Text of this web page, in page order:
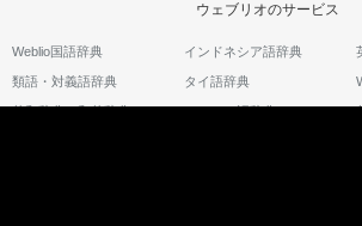
ウェブリオのサービス
Weblio国語辞典
類語・対義語辞典
英和辞典・和英辞典
インドネシア語辞典
タイ語辞典
ベトナム語辞典